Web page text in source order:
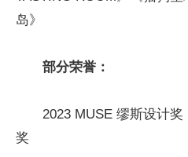
岛》
部分荣誉 ：
2023 MUSE 缪斯设计
奖